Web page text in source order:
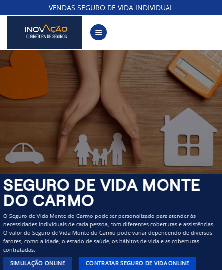
to
content
VENDAS SEGURO DE VIDA INDIVIDUAL
SEGURO DE VIDA MONTE
DO CARMO
O Seguro de Vida Monte do Carmo pode ser personalizado para atender às
necessidades individuais de cada pessoa, com diferentes coberturas e assistências.
O valor do Seguro de Vida Monte do Carmo pode variar dependendo de diversos
fatores, como a idade, o estado de saúde, os hábitos de vida e as coberturas
contratadas.
SIMULAÇÃO ONLINE CONTRATAR SEGURO DE VIDA ONLINE